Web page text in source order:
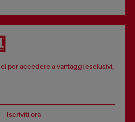
per accedere a vantaggi esclusivi,
Iscriviti ora